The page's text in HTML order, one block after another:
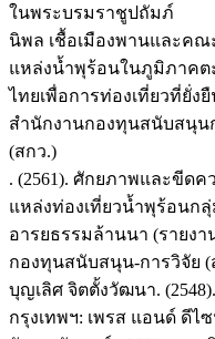
ในพระบรมราชูปถัมภ์
นิพล เชื้อเมืองพานและคณ
แหล่งน้ำพุร้อนในภูมิภาคต
ไทยเพื่อการท่องเที่ยวที่ยั่ง
สํานักงานกองทุนสนับสนุน
(สกว.)
. (2561). ศักยภาพและขีด
แหล่งท่องเที่ยวน้ำพุร้อนกลุ่
อารยธรรมล้านนา (รายงา
กองทุนสนับสนุน-การวิจัย (
บุญเลิศ จิตตั้งวัฒนา.
กรุงเทพฯ: เพรส แอนด์ ดีไ